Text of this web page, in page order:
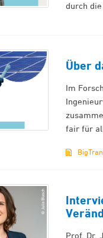
durch
Über
Im
fair für
Prof. Dr.